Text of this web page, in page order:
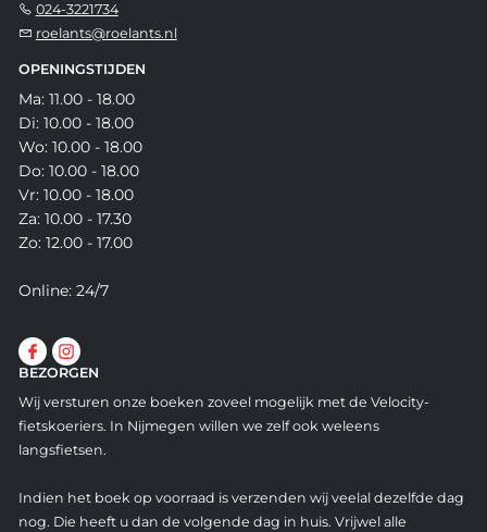
024-3221734
roelants@roelants.nl
OPENINGSTIJDEN
Ma: 11.00 - 18.00
Di: 10.00 - 18.00
Wo: 10.00 - 18.00
Do: 10.00 - 18.00
Vr: 10.00 - 18.00
Za: 10.00 - 17.30
Zo: 12.00 - 17.00
Online: 24/7
BEZORGEN
Wij versturen onze boeken zoveel mogelijk met de Velocity-
fietskoeriers. In Nijmegen willen we zelf ook weleens
langsfietsen.
Indien het boek op voorraad is verzenden wij veelal dezelfde dag
nog. Die heeft u dan de volgende dag in huis. Vrijwel alle